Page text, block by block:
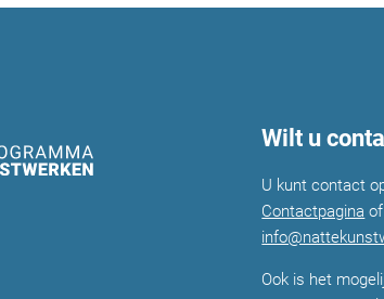
Wilt u
U kunt contact
Contactpagina
Ook is het